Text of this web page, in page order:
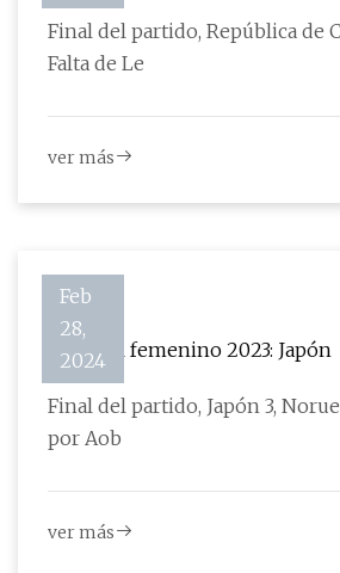
Final del partido, República de
Falta de Le
ver más
Feb
28,
2024
Mundial femenino 2023: Japón
Final del partido, Japón 3, Noruega
por Aob
ver más